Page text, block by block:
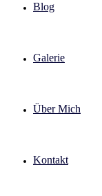
Blog
Galerie
Über Mich
Kontakt